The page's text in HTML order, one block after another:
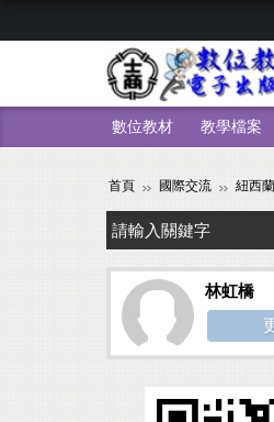
數位教材 教學檔案
首頁 國際交流 紐西
林虹橋